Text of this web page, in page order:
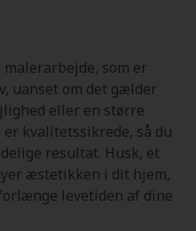
som er
uanset om det gælder
eller en større
kvalitetssikrede, så du
resultat. Husk, et
æstetikken i dit hjem,
levetiden af dine